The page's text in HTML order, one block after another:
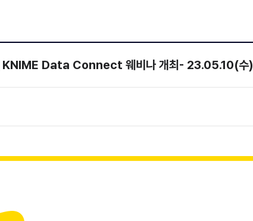
KNIME Data Connect 웨비나 개최- 23.05.10(수)